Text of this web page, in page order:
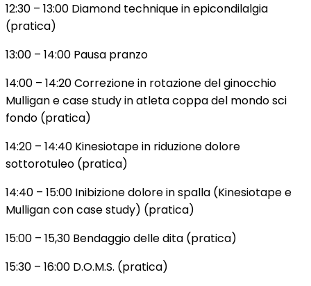
12:30 – 13:00 Diamond technique in epicondilalgia
(pratica)
13:00 – 14:00 Pausa pranzo
14:00 – 14:20 Correzione in rotazione del ginocchio
Mulligan e case study in atleta coppa del mondo sci
fondo (pratica)
14:20 – 14:40 Kinesiotape in riduzione dolore
sottorotuleo (pratica)
14:40 – 15:00 Inibizione dolore in spalla (Kinesiotape e
Mulligan con case study) (pratica)
15:00 – 15,30 Bendaggio delle dita (pratica)
15:30 – 16:00 D.O.M.S. (pratica)